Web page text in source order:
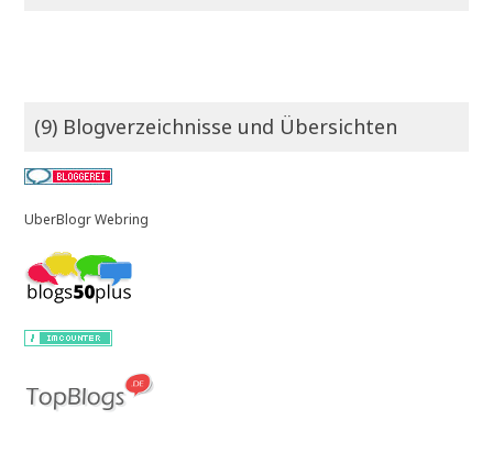
(9) Blogverzeichnisse und Übersichten
UberBlogr Webring